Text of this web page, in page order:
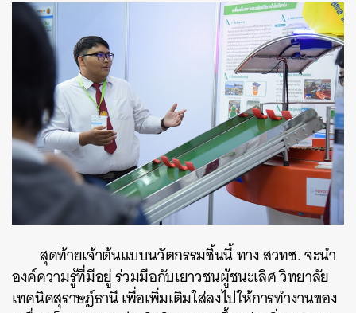
สุดท้ายเจ้าต้นแบบนวัตกรรมชิ้นนี้ ทาง สวทช. จะนำ
องค์ความรู้ที่มีอยู่ ร่วมมือกับเยาวชนผู้ชนะเลิศ วิทยาลัย
เทคนิคสุราษฎ์ธานี เพื่อเพิ่มเติมใส่ลงไปให้การทำงานของ